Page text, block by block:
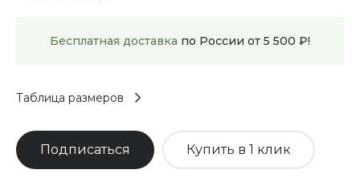
Бесплатная доставка по России от 5 500 ₽!
Таблица размеров
Подписаться Купить в 1 клик